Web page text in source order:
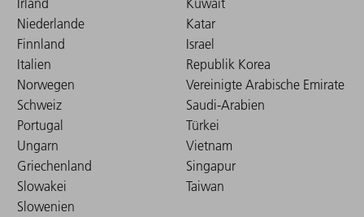
Niederlande
Finnland
Italien
Norwegen
Schweiz
Portugal
Ungarn
Griechenland
Slowakei
Slowenien
Katar
Israel
Republik Korea
Vereinigte Arabische Emirate
Saudi-Arabien
Türkei
Vietnam
Singapur
Taiwan